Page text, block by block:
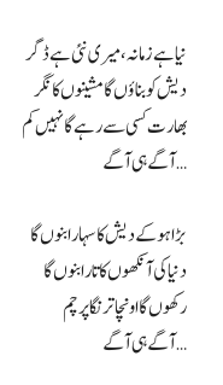
نیا ہے زمانہ، میری نئی ہے ڈگر
دیش کو بناؤں گا مشینوں کا نگر
بھارت کسی سے رہے گا نہیں کم
آگے ہی آگے…
بڑا ہو کے دیش کا سہارا بنوں گا
دنیا کی آنکھوں کا تارا بنوں گا
رکھوں گا اونچا ترنگا پرچم
آگے ہی آگے…